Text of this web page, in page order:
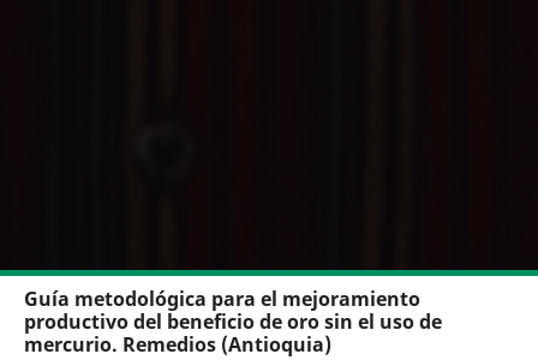
Guía metodológica para el mejoramiento
productivo del beneficio de oro sin el uso de
mercurio. Remedios (Antioquia)